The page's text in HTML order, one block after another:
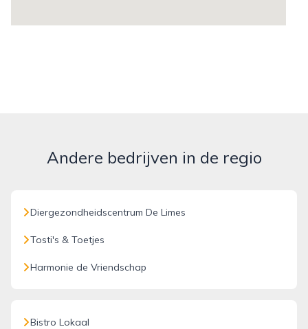
Andere bedrijven in de regio
Diergezondheidscentrum De Limes
Tosti's & Toetjes
Harmonie de Vriendschap
Bistro Lokaal